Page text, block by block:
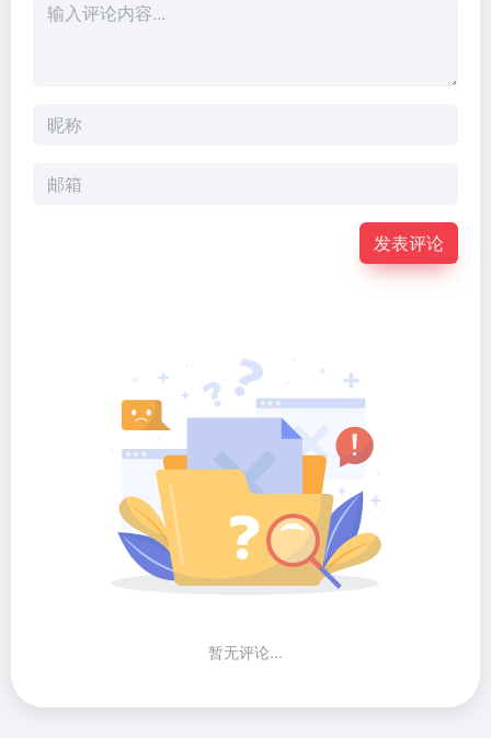
发表评论
暂无评论...